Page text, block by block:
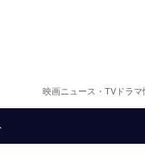
映画ニュース・TVドラ